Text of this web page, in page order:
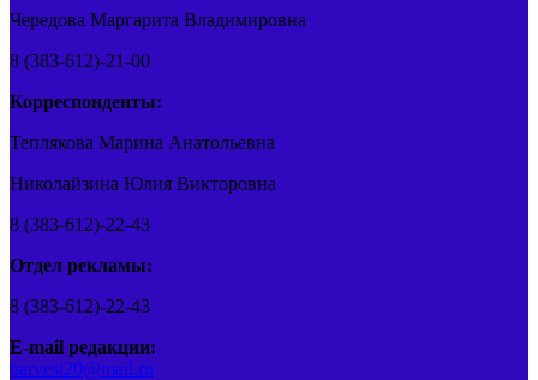
Чередова Маргарита Владимировна
8 (383-612)-21-00
Корреспонденты:
Теплякова Марина Анатольевна
Николайзина Юлия Викторовна
8 (383-612)-22-43
Отдел рекламы:
8 (383-612)-22-43
E-mail редакции:
barvest20@mail.ru